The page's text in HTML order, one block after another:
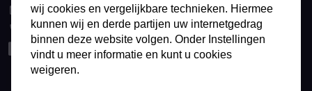
info@technolution.com
0182594000
LinkedIn
wij cookies en vergelijkbare technieken. Hiermee
kunnen wij en derde partijen uw internetgedrag
binnen deze website volgen. Onder Instellingen
vindt u meer informatie en kunt u cookies
weigeren.